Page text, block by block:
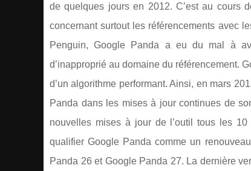
de quelques jours en 2012. C’est au cours
concernant surtout les référencements avec
Penguin, Google Panda a eu du mal à
d’inapproprié au domaine du référencement.
d’un algorithme performant. Ainsi, en mars
Panda dans les mises à jour continues de
nouvelles mises à jour de l’outil tous les
qualifier Google Panda comme un
Panda 26 et Google Panda 27. La dernière